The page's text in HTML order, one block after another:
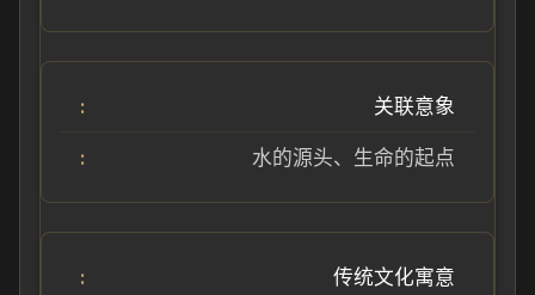
关联意象
水的源头、生命的起点
传统文化寓意